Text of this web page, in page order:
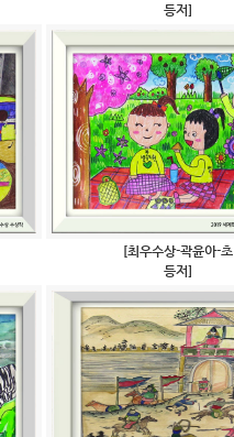
등저]
[최우수상-곽윤아-초
등저]